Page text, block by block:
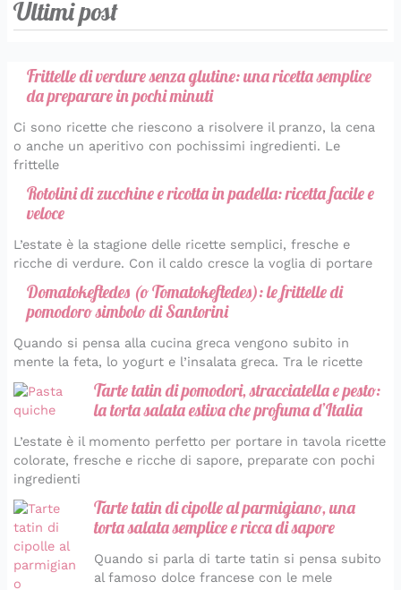
Ultimi post
Frittelle di verdure senza glutine: una ricetta semplice
da preparare in pochi minuti
Ci sono ricette che riescono a risolvere il pranzo, la cena
o anche un aperitivo con pochissimi ingredienti. Le
frittelle
Rotolini di zucchine e ricotta in padella: ricetta facile e
veloce
L’estate è la stagione delle ricette semplici, fresche e
ricche di verdure. Con il caldo cresce la voglia di portare
Domatokeftedes (o Tomatokeftedes): le frittelle di
pomodoro simbolo di Santorini
Quando si pensa alla cucina greca vengono subito in
mente la feta, lo yogurt e l’insalata greca. Tra le ricette
Tarte tatin di pomodori, stracciatella e pesto:
la torta salata estiva che profuma d’Italia
L’estate è il momento perfetto per portare in tavola ricette
colorate, fresche e ricche di sapore, preparate con pochi
ingredienti
Tarte tatin di cipolle al parmigiano, una
torta salata semplice e ricca di sapore
Quando si parla di tarte tatin si pensa subito
al famoso dolce francese con le mele